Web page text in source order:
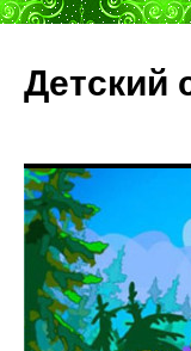
Детский